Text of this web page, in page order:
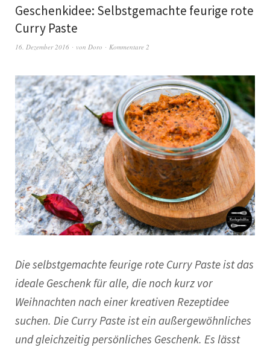
Geschenkidee: Selbstgemachte feurige rote
Curry Paste
16. Dezember 2016 von Doro Kommentare 2
Die selbstgemachte feurige rote Curry Paste ist das
ideale Geschenk für alle, die noch kurz vor
Weihnachten nach einer kreativen Rezeptidee
suchen. Die Curry Paste ist ein außergewöhnliches
und gleichzeitig persönliches Geschenk. Es lässt